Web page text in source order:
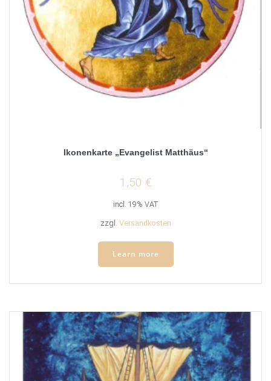
Ikonenkarte „Evangelist Matthäus“
1,50 €
incl. 19% VAT
zzgl. Versandkosten
Learn more